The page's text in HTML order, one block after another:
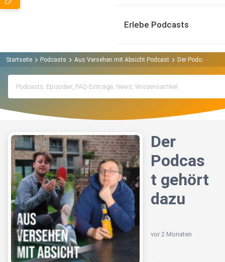
Erlebe Podcasts
Startseite Podcasts Aus Versehen mit Absicht Podcast Der Podcast
Der
Podcas
t gehört
dazu
vor 2 Monaten